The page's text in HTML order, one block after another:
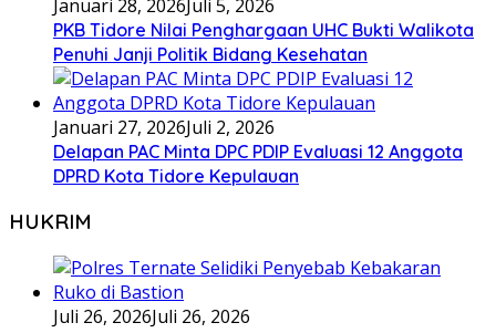
Januari 28, 2026Juli 5, 2026
PKB Tidore Nilai Penghargaan UHC Bukti Walikota
Penuhi Janji Politik Bidang Kesehatan
Januari 27, 2026Juli 2, 2026
Delapan PAC Minta DPC PDIP Evaluasi 12 Anggota
DPRD Kota Tidore Kepulauan
HUKRIM
Juli 26, 2026Juli 26, 2026